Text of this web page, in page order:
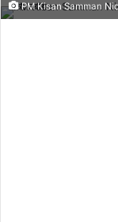
PM Kisan Samman